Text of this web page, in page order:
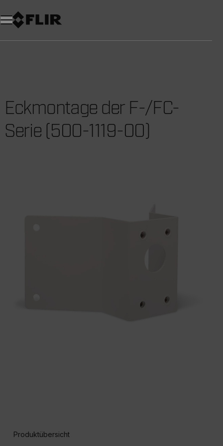
Unread messages
Modell
Entfernen
Elemente
Element
In den Warenkorb
Im Warenkorb
Eckmontage der F-/FC-
Serie (500-1119-00)
Produktübersicht